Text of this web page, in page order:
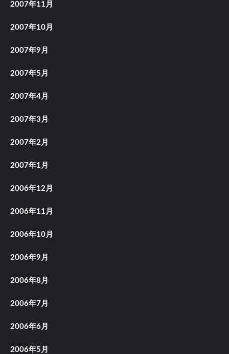
2007年11月
2007年10月
2007年9月
2007年5月
2007年4月
2007年3月
2007年2月
2007年1月
2006年12月
2006年11月
2006年10月
2006年9月
2006年8月
2006年7月
2006年6月
2006年5月